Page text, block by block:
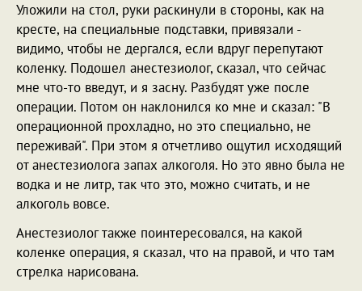
Уложили на стол, руки раскинули в стороны, как на
кресте, на специальные подставки, привязали -
видимо, чтобы не дергался, если вдруг перепутают
коленку. Подошел анестезиолог, сказал, что сейчас
мне что-то введут, и я засну. Разбудят уже после
операции. Потом он наклонился ко мне и сказал: "В
операционной прохладно, но это специально, не
переживай". При этом я отчетливо ощутил исходящий
от анестезиолога запах алкоголя. Но это явно была не
водка и не литр, так что это, можно считать, и не
алкоголь вовсе.
Анестезиолог также поинтересовался, на какой
коленке операция, я сказал, что на правой, и что там
стрелка нарисована.